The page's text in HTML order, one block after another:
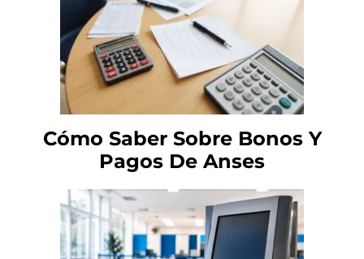
Cómo Saber Sobre Bonos Y
Pagos De Anses